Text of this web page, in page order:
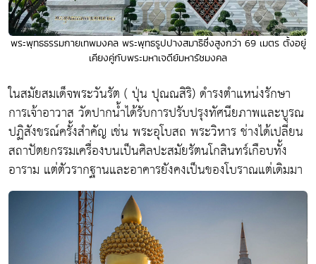
พระพุทธธรรมกายเทพมงคล พระพุทธรูปปางสมาธิซึ่งสูงกว่า 69 เมตร ตั้งอยู่
เคียงคู่กับพระมหาเจดีย์มหารัชมงคล
ในสมัยสมเด็จพระวันรัต ( ปุ่น ปุณณสิริ) ดำรงตำแหน่งรักษา
การเจ้าอาวาส วัดปากน้ำได้รับการปรับปรุงทัศนียภาพและบูรณ
ปฏิสังขรณ์ครั้งสำคัญ เช่น พระอุโบสถ พระวิหาร ช่างได้เปลี่ยน
สถาปัตยกรรมเครื่องบนเป็นศิลปะสมัยรัตนโกสินทร์เกือบทั้ง
อาราม แต่ตัวรากฐานและอาคารยังคงเป็นของโบราณแต่เดิมมา